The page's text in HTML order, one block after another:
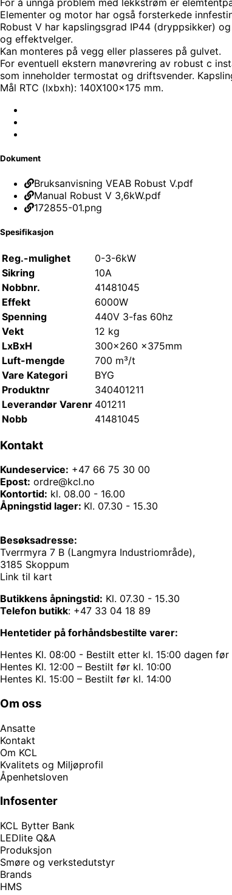
For å unngå problem med lekkstrøm er
Elementer og motor har også forsterkede
Robust V har kapslingsgrad IP44 (dryppsikker)
og effektvelger.
Kan monteres på vegg eller plasseres på gulvet.
For eventuell ekstern manøvrering av robust c
som inneholder termostat og driftsvender.
Mål RTC (lxbxh): 140X100x175 mm.
Dokument
Bruksanvisning VEAB Robust V.pdf
Manual Robust V 3,6kW.pdf
172855-01.png
Spesifikasjon
Reg.-mulighet
0-3-6kW
Sikring
10A
Nobbnr.
41481045
Effekt
6000W
Spenning
440V 3-fas 60hz
Vekt
12 kg
LxBxH
300x260 x375mm
Luft-mengde
700 m³/t
Vare Kategori
BYG
Produktnr
340401211
Leverandør Varenr 401211
Nobb
41481045
Kontakt
Kundeservice: +47 66 75 30 00
Epost: ordre@kcl.no
Kontortid: kl. 08.00 - 16.00
Åpningstid lager: Kl. 07.30 - 15.30
Besøksadresse:
Tverrmyra 7 B (Langmyra Industriområde),
3185 Skoppum
Link til kart
Butikkens åpningstid: Kl. 07.30 - 15.30
Telefon butikk: +47 33 04 18 89
Hentetider på forhåndsbestilte varer:
Hentes Kl. 08:00 - Bestilt etter kl. 15:00 dagen før
Hentes Kl. 12:00 – Bestilt før kl. 10:00
Hentes Kl. 15:00 – Bestilt før kl. 14:00
Om oss
Ansatte
Kontakt
Om KCL
Kvalitets og Miljøprofil
Åpenhetsloven
Infosenter
KCL Bytter Bank
LEDlite Q&A
Produksjon
Smøre og verkstedutstyr
Brands
HMS